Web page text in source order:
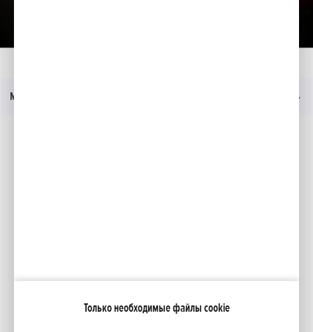
Только необходимые файлы cookie
Меню